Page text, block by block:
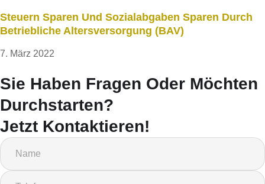
Steuern Sparen Und Sozialabgaben Sparen Durch
Betriebliche Altersversorgung (bAV)
7. März 2022
Sie Haben Fragen Oder Möchten
Durchstarten?
Jetzt Kontaktieren!